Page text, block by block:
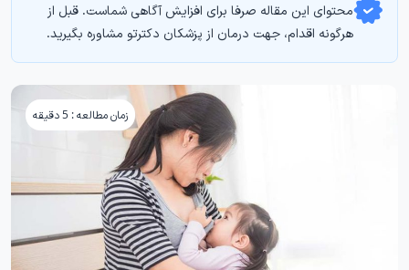
محتوای این مقاله صرفا برای افزایش آگاهی شماست. قبل از
هرگونه اقدام، جهت درمان از پزشکان دکترتو مشاوره بگیرید.
زمان مطالعه : 5 دقیقه